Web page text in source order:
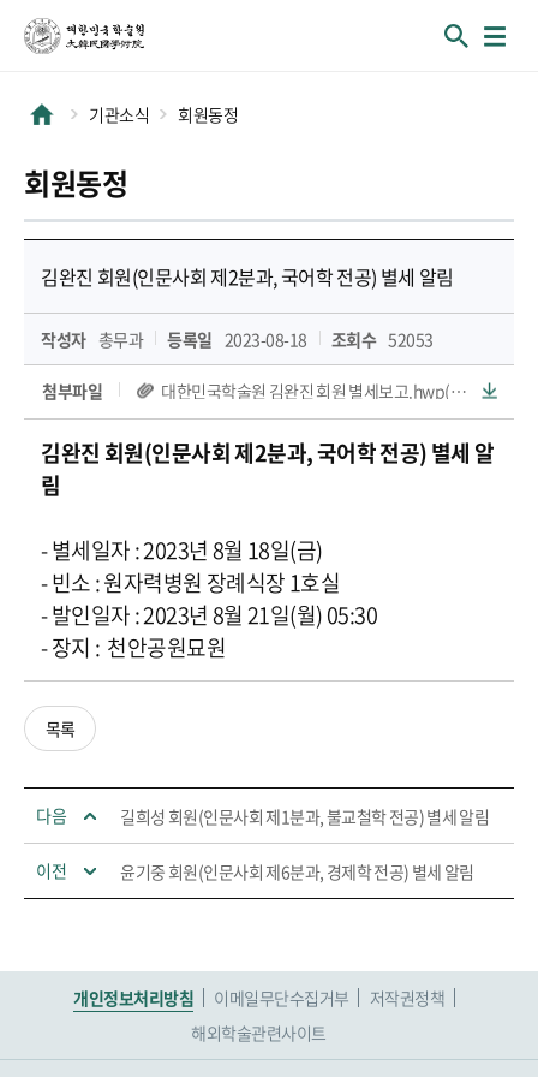
기관소식 회원동정
회원동정
김완진 회원(인문사회 제2분과, 국어학 전공) 별세 알림
작성자 총무과 등록일 2023-08-18 조회수 52053
첨부파일 대한민국학술원 김완진 회원 별세보고.hwp(73 KB)
김완진 회원(인문사회 제2분과, 국어학전공) 별세 알
림
- 별세일자 : 2023년 8월 18일(금)
- 빈소 : 원자력병원 장례식장 1호실
- 발인일자 : 2023년 8월 21일(월) 05:30
- 장지 : 천안공원묘원
목록
다음 길희성 회원(인문사회 제1분과, 불교철학 전공) 별세 알림
이전 윤기중 회원(인문사회 제6분과, 경제학 전공) 별세 알림
개인정보처리방침 이메일무단수집거부
저작권정책
해외학술관련사이트